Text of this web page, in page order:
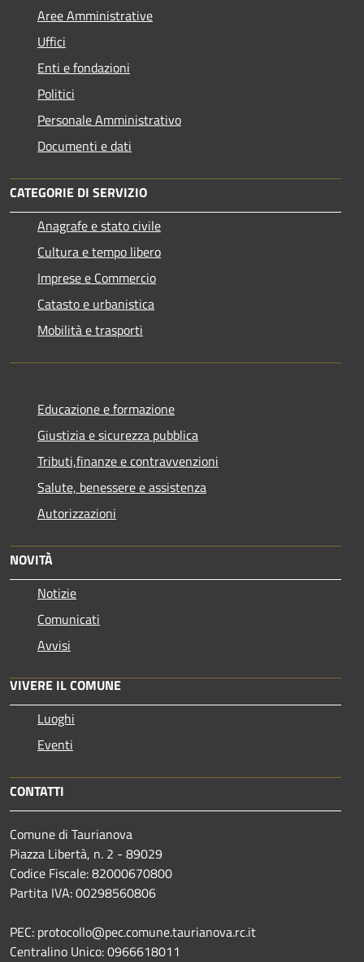
Aree Amministrative
Uffici
Enti e fondazioni
Politici
Personale Amministrativo
Documenti e dati
CATEGORIE DI SERVIZIO
Anagrafe e stato civile
Cultura e tempo libero
Imprese e Commercio
Catasto e urbanistica
Mobilità e trasporti
Educazione e formazione
Giustizia e sicurezza pubblica
Tributi,finanze e contravvenzioni
Salute, benessere e assistenza
Autorizzazioni
NOVITÀ
Notizie
Comunicati
Avvisi
VIVERE IL COMUNE
Luoghi
Eventi
CONTATTI
Comune di Taurianova
Piazza Libertà, n. 2 - 89029
Codice Fiscale: 82000670800
Partita IVA: 00298560806
PEC: protocollo@pec.comune.taurianova.rc.it
Centralino Unico: 0966618011